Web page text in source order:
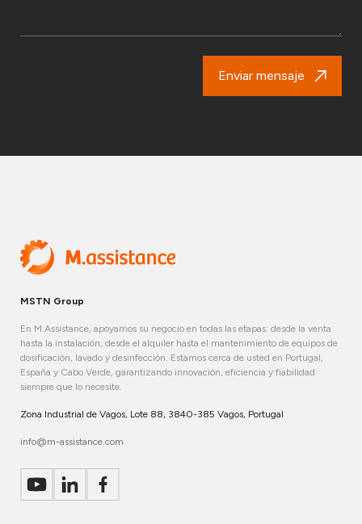
Enviar mensaje
MSTN Group
En M.Assistance, apoyamos su negocio en todas las etapas: desde la venta
hasta la instalación, desde el alquiler hasta el mantenimiento de equipos de
dosificación, lavado y desinfección. Estamos cerca de usted en Portugal,
España y Cabo Verde, garantizando innovación, eficiencia y fiabilidad
siempre que lo necesite.
Zona Industrial de Vagos, Lote 88, 3840-385 Vagos, Portugal
info@m-assistance.com